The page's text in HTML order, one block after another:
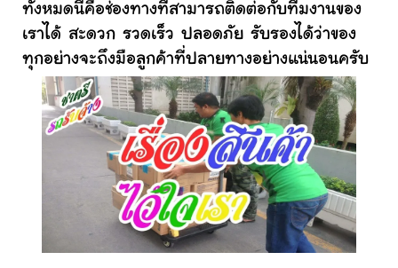
ทั้งหมดนี้คือช่องทางที่สามารถติดต่อกับทีมงานของ
เราได้ สะดวก รวดเร็ว ปลอดภัย รับรองได้ว่าของ
ทุกอย่างจะถึงมือลูกค้าที่ปลายทางอย่างแน่นอนครับ